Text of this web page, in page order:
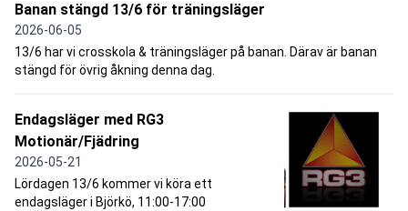
Banan stängd 13/6 för träningsläger
2026-06-05
13/6 har vi crosskola & träningsläger på banan. Därav är banan
stängd för övrig åkning denna dag.
Endagsläger med RG3
Motionär/Fjädring
2026-05-21
Lördagen 13/6 kommer vi köra ett
endagsläger i Björkö, 11:00-17:00